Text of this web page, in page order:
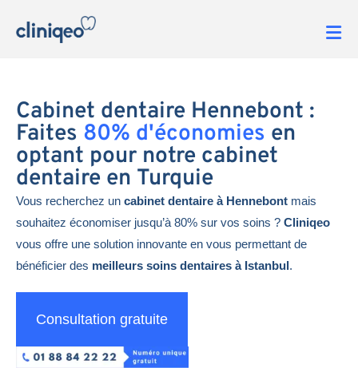
Cabinet dentaire Hennebont :
Faites 80% d'économies en
optant pour notre cabinet
dentaire en Turquie
Vous recherchez un cabinet dentaire à Hennebont mais
souhaitez économiser jusqu’à 80% sur vos soins ? Cliniqeo
vous offre une solution innovante en vous permettant de
bénéficier des meilleurs soins dentaires à Istanbul.
Consultation gratuite